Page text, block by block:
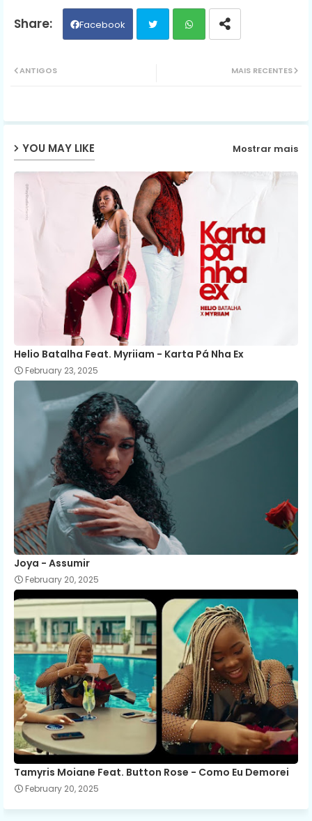
Facebook
ap
MAIS RECENTES
ANTIGOS
YOU MAY LIKE Mostrar mais
Helio Batalha Feat. Myriiam - Karta Pá Nha Ex
February 23, 2025
Joya - Assumir
February 20, 2025
Tamyris Moiane Feat. Button Rose - Como Eu Demorei
February 20, 2025